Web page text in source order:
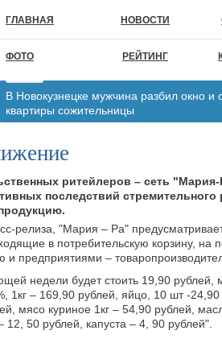
ГЛАВНАЯ НОВОСТИ
ФОТО РЕЙТИНГ
В Новокузнецке мужчина разбил окно и
квартиры сожительницы
ритейлеров – сеть
последствий
релиза, "Мария – Ра"
в потребительскую корзину, на
предприятиями –
недели будет стоить 19,90 рублей,
1кг – 169,90 рублей, яйцо, 10 шт -
мясо куриное 1кг – 54,90 рублей,
50 рублей, капуста – 4, 90 рублей".